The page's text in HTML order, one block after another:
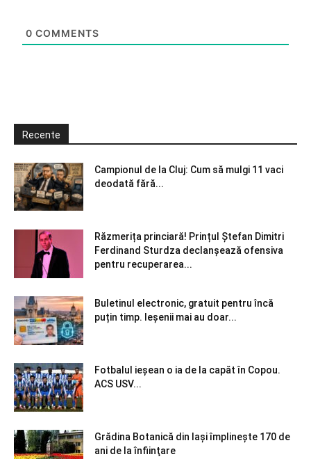
0 COMMENTS
Recente
Campionul de la Cluj: Cum să mulgi 11 vaci
deodată fără...
Răzmerița princiară! Prințul Ștefan Dimitri
Ferdinand Sturdza declanșează ofensiva
pentru recuperarea...
Buletinul electronic, gratuit pentru încă
puțin timp. Ieșenii mai au doar...
Fotbalul ieșean o ia de la capăt în Copou.
ACS USV...
Grădina Botanică din Iaşi împlineşte 170 de
ani de la înfiinţare